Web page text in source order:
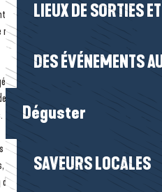
LIEUX DE SORTIES
DES ÉVÉNEMENTS
Déguster
SAVEURS LOCALES
: de l’eau, un en-cas, un sac pour
Le casque est fortement
voies vertes et chemins.
(route, VTT ou gravel) et
naturels sensibles. Merci
respecter les lieux et d’adopter
parcours.